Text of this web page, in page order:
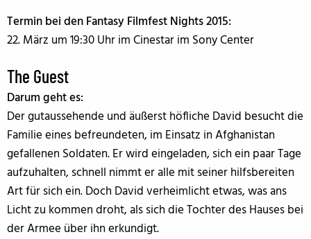
Termin bei den Fantasy Filmfest Nights 2015:
22. März um 19:30 Uhr im Cinestar im Sony Center
The Guest
Darum geht es:
Der gutaussehende und äußerst höfliche David besucht die
Familie eines befreundeten, im Einsatz in Afghanistan
gefallenen Soldaten. Er wird eingeladen, sich ein paar Tage
aufzuhalten, schnell nimmt er alle mit seiner hilfsbereiten
Art für sich ein. Doch David verheimlicht etwas, was ans
Licht zu kommen droht, als sich die Tochter des Hauses bei
der Armee über ihn erkundigt.